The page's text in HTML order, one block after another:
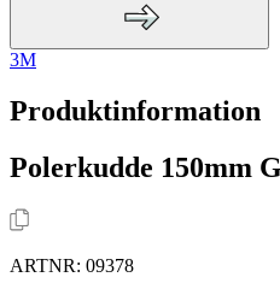
3M
Produktinformation
Polerkudde 150mm
ARTNR: 09378